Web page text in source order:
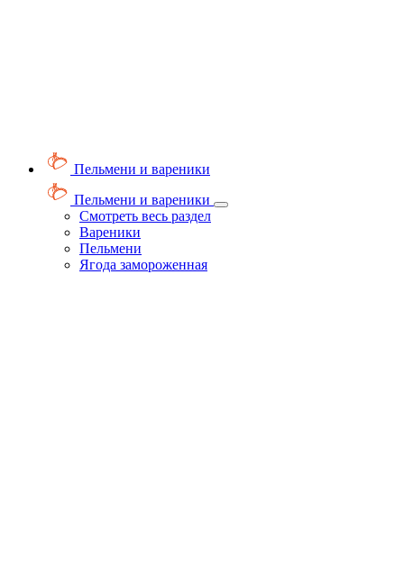
Пельмени и вареники
Пельмени и вареники
Смотреть весь раздел
Вареники
Пельмени
Ягода замороженная